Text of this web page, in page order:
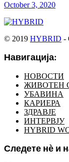
October 3, 2020
© 2019 HYBRID -
Навигација:
НОВОСТИ
ЖИВОТЕН
УБАВИНА
КАРИЕРА
ЗДРАВЈЕ
ИНТЕРВЈУ
HYBRID
Следете нѐ и